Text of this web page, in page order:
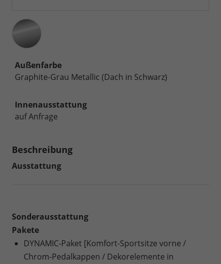
Außenfarbe
Graphite-Grau Metallic (Dach in Schwarz)
Innenausstattung
auf Anfrage
Beschreibung
Ausstattung
Sonderausstattung
Pakete
DYNAMIC-Paket [Komfort-Sportsitze vorne /
Chrom-Pedalkappen / Dekorelemente in